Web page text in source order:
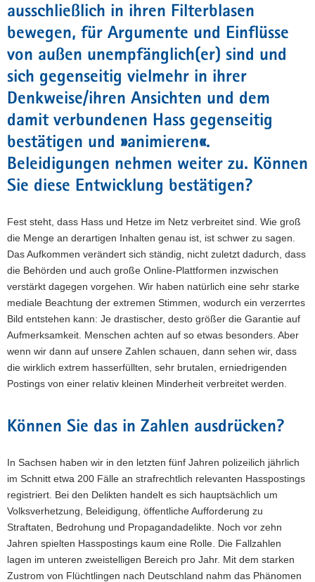
ausschließlich in ihren Filterblasen
bewegen, für Argumente und Einflüsse
von außen unempfänglich(er) sind und
sich gegenseitig vielmehr in ihrer
Denkweise/ihren Ansichten und dem
damit verbundenen Hass gegenseitig
bestätigen und »animieren«.
Beleidigungen nehmen weiter zu. Können
Sie diese Entwicklung bestätigen?
Fest steht, dass Hass und Hetze im Netz verbreitet sind. Wie groß
die Menge an derartigen Inhalten genau ist, ist schwer zu sagen.
Das Aufkommen verändert sich ständig, nicht zuletzt dadurch, dass
die Behörden und auch große Online-Plattformen inzwischen
verstärkt dagegen vorgehen. Wir haben natürlich eine sehr starke
mediale Beachtung der extremen Stimmen, wodurch ein verzerrtes
Bild entstehen kann: Je drastischer, desto größer die Garantie auf
Aufmerksamkeit. Menschen achten auf so etwas besonders. Aber
wenn wir dann auf unsere Zahlen schauen, dann sehen wir, dass
die wirklich extrem hasserfüllten, sehr brutalen, erniedrigenden
Postings von einer relativ kleinen Minderheit verbreitet werden.
Können Sie das in Zahlen ausdrücken?
In Sachsen haben wir in den letzten fünf Jahren polizeilich jährlich
im Schnitt etwa 200 Fälle an strafrechtlich relevanten Hasspostings
registriert. Bei den Delikten handelt es sich hauptsächlich um
Volksverhetzung, Beleidigung, öffentliche Aufforderung zu
Straftaten, Bedrohung und Propagandadelikte. Noch vor zehn
Jahren spielten Hasspostings kaum eine Rolle. Die Fallzahlen
lagen im unteren zweistelligen Bereich pro Jahr. Mit dem starken
Zustrom von Flüchtlingen nach Deutschland nahm das Phänomen